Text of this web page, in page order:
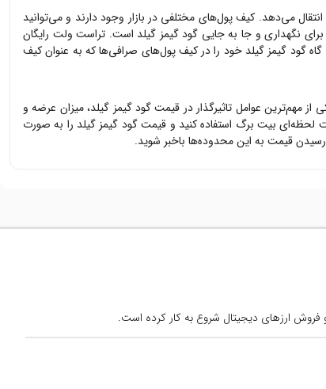
می‌دهد. کیف پول‌های مختلفی در بازار وجود دارند و می‌توانید
برای نگهداری و جا به جایی گود گیمز گیلد است. تراست ولت رایگان
گاهگود گیمز گیلد خود را در کیف پول‌های صرافی‌ها که به عنوان کیف
از مهم‌ترین عوامل تاثیرگذار در قیمتگود گیمز گیلد، میزان عرضه و
لحظه‌ای بیت برگ استفاده کنید و قیمتگود گیمز گیلد را به صورت
قیمت به این محدوده‌ها باخبر شوید.
ارزهای دیجیتال شروع به کار کرده است.